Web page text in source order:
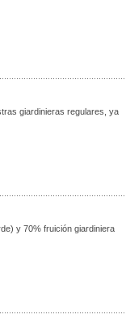
giardinieras regulares, ya
y 70% fruición giardiniera